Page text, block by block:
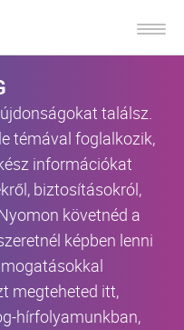
találsz.
témával foglalkozik,
információkat
biztosításokról,
követnéd a
képben lenni
megteheted itt,
hírfolyamunkban,